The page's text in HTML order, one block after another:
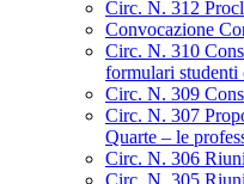
Circ. N. 312
Convocazione
Circ. N. 310
formulari studenti
Circ. N. 309
Circ. N. 307
Quarte – le
Circ. N. 306